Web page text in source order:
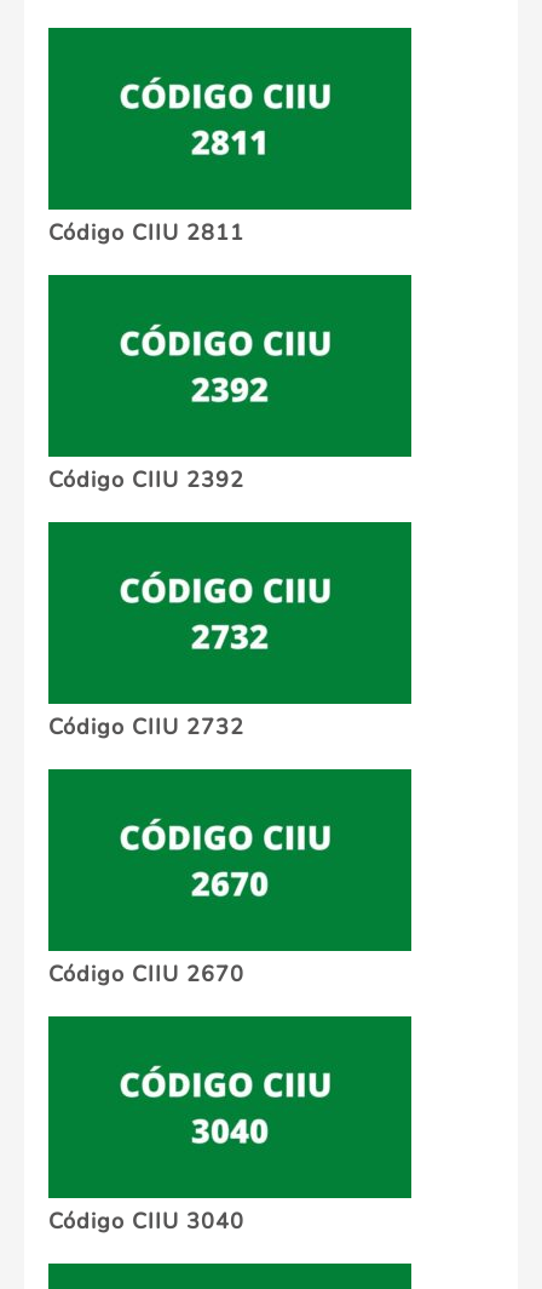
Código CIIU 2811
Código CIIU 2392
Código CIIU 2732
Código CIIU 2670
Código CIIU 3040